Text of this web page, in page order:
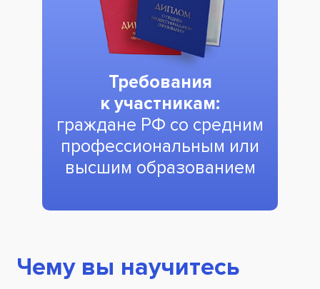
Требования
к участникам:
граждане РФ со средним
профессиональным или
высшим образованием
Чему вы научитесь